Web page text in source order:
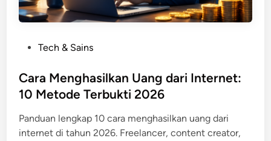
s
t
d
i
Tech & Sains
Cara Menghasilkan Uang dari Internet:
10 Metode Terbukti 2026
Panduan lengkap 10 cara menghasilkan uang dari
internet di tahun 2026. Freelancer, content creator,